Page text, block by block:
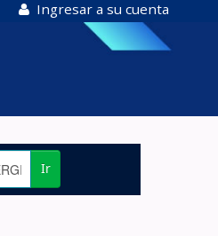
Ingresar a su cuenta
Ir